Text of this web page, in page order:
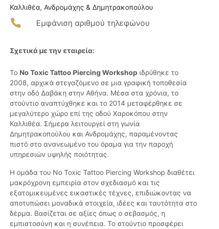
Καλλιθέα, Ανδρομάχης & Δημητρακοπούλου
Εμφάνιση αριθμού τηλεφώνου
Σχετικά με την εταιρεία:
Το No Toxic Tattoo Piercing Workshop ιδρύθηκε το
2008, αρχικά στεγαζόμενο σε μια γραφική τοποθεσία
στην οδό Δαβάκη στην Αθήνα. Μέσα στα χρόνια, το
στούντιο αναπτύχθηκε και το 2014 μεταφέρθηκε σε
μεγαλύτερο χώρο επί της οδού Χαροκόπου στην
Καλλιθέα. Σήμερα λειτουργεί στη γωνία
Δημητρακοπούλου και Ανδρομάχης, παραμένοντας
πιστό στο ανανεωμένο του όραμα για την παροχή
υπηρεσιών υψηλής ποιότητας.
Η ομάδα του No Toxic Tattoo Piercing Workshop διαθέτει
μακρόχρονη εμπειρία στον σχεδιασμό και τις
εξατομικευμένες εικαστικές τέχνες, επιδιώκοντας να
αποτυπώσει μοναδικά στοιχεία, ιδέες και ταυτότητα στο
δέρμα. Βασίζεται σε αξίες όπως ο σεβασμός, η
εμπιστοσύνη και η συνέπεια. Το στούντιο προσφέρει